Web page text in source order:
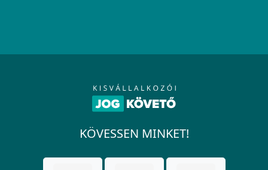
KÖVESSEN MINKET!